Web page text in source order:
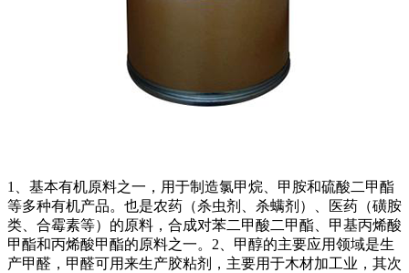
1、基本有机原料之一，用于制造氯甲烷、甲胺和硫酸二甲酯
等多种有机产品。也是农药（杀虫剂、杀螨剂）、医药（磺胺
类、合霉素等）的原料，合成对苯二甲酸二甲酯、甲基丙烯酸
甲酯和丙烯酸甲酯的原料之一。2、甲醇的主要应用领域是生
产甲醛，甲醛可用来生产胶粘剂，主要用于木材加工业，其次